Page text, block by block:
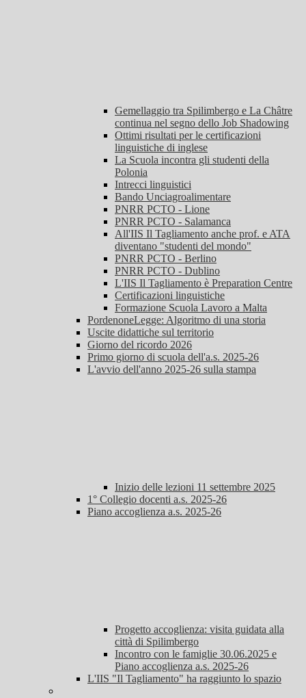
Gemellaggio tra Spilimbergo e La Châtre
continua nel segno dello Job Shadowing
Ottimi risultati per le certificazioni
linguistiche di inglese
La Scuola incontra gli studenti della
Polonia
Intrecci linguistici
Bando Unciagroalimentare
PNRR PCTO - Lione
PNRR PCTO - Salamanca
All'IIS Il Tagliamento anche prof. e ATA
diventano "studenti del mondo"
PNRR PCTO - Berlino
PNRR PCTO - Dublino
L'IIS Il Tagliamento è Preparation Centre
Certificazioni linguistiche
Formazione Scuola Lavoro a Malta
PordenoneLegge: Algoritmo di una storia
Uscite didattiche sul territorio
Giorno del ricordo 2026
Primo giorno di scuola dell'a.s. 2025-26
L'avvio dell'anno 2025-26 sulla stampa
Inizio delle lezioni 11 settembre 2025
1° Collegio docenti a.s. 2025-26
Piano accoglienza a.s. 2025-26
Progetto accoglienza: visita guidata alla
città di Spilimbergo
Incontro con le famiglie 30.06.2025 e
Piano accoglienza a.s. 2025-26
L'IIS "Il Tagliamento" ha raggiunto lo spazio